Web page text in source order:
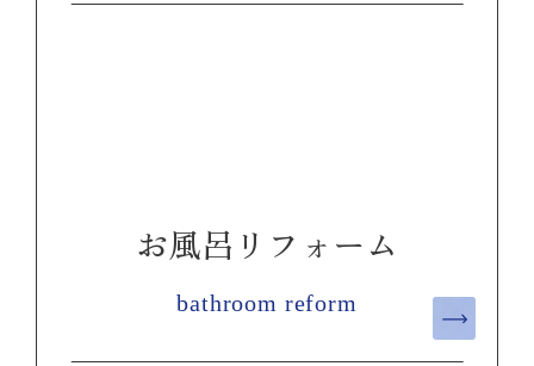
お風呂リフォーム
bathroom reform